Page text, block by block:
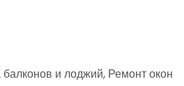
и лоджий, Ремонт окон